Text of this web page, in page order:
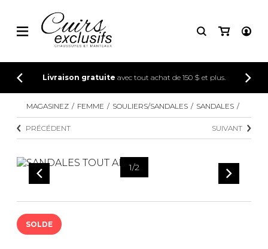
CONNEXION
INSCRIPTION
Livraison gratuite avec tout achat de 150 $ et plus.
MAGASINEZ FEMME SOULIERS/SANDALES SANDALES
PRÉCÉDENT SUIVANT
1/2
SOLDE